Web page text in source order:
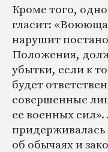
Кроме того,
гласит:
нарушит
Положения,
убытки, если к
будет
совершенные
ее военных
об обычаях и